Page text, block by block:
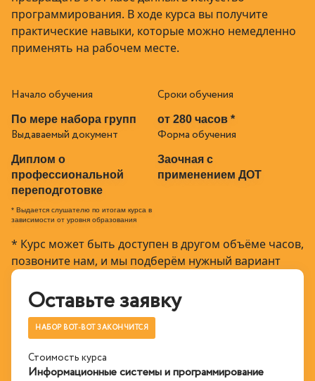
программирования. В ходе курса вы получите
практические навыки, которые можно немедленно
применять на рабочем месте.
Начало обучения
По мере набора групп
Сроки обучения
от 280 часов *
Форма обучения
Заочная с
применением ДОТ
Выдаваемый документ
Диплом о
профессиональной
переподготовке
* Выдается слушателю по итогам курса в
зависимости от уровня образования
* Курс может быть доступен в другом объёме часов,
позвоните нам, и мы подберём нужный вариант
Оставьте заявку
НАБОР ВОТ-ВОТ ЗАКОНЧИТСЯ
Стоимость курса
Информационные системы и программирование